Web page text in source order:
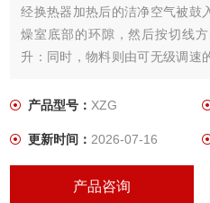
经换热器加热后的洁净空气被鼓
燥室底部的环隙，然后按切线
升：同时，物料则由可无级调速
物料随同热风一起输送至分离器
产品型号：XZG
更新时间：2026-07-16
产品咨询